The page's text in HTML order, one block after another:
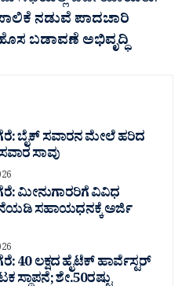
ನಡುವೆ ಪಾದಚಾರಿ
ಬಡಾವಣೆ ಅಭಿವೃದ್ಧಿ
ಬೈಕ್ ಸವಾರನ ಮೇಲೆ ಹರಿದ
ಸಾವು
ಮೀನುಗಾರರಿಗೆ ವಿವಿಧ
ಸಹಾಯಧನಕ್ಕೆ ಅರ್ಜಿ
40 ಲಕ್ಷದ ಹೈಟೆಕ್ ಹಾರ್ವೆಸ್ಟರ್
ಶೇ.50ರಷ್ಟು